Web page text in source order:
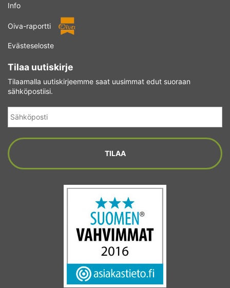
Info
Oiva-raportti
Evästeseloste
Tilaa uutiskirje
Tilaamalla uutiskirjeemme saat uusimmat edut suoraan
sähköpostiisi.